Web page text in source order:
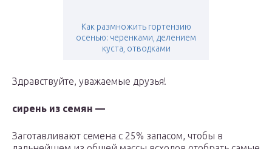
Как размножить гортензию
осенью: черенками, делением
куста, отводками
Здравствуйте, уважаемые друзья!
сирень из семян —
Заготавливают семена с 25% запасом, чтобы в